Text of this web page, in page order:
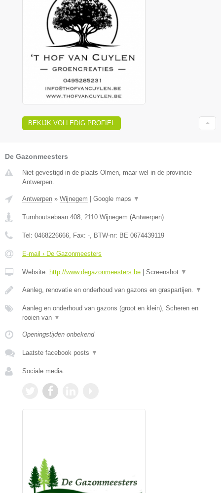
BEKIJK VOLLEDIG PROFIEL
De Gazonmeesters
Niet gevestigd in de plaats Olmen, maar wel in de provincie
Antwerpen.
Antwerpen » Wijnegem | Google maps ▼
Turnhoutsebaan 408 2110 Wijnegem (Antwerpen)
Tel: 0468226666 , Fax: - , BTW-nr: BE 0674439119
E-mail › De Gazonmeesters
Website: http://www.degazonmeesters.be | Screenshot ▼
Aanleg, renovatie en onderhoud van gazons en graspartijen. ▼
Aanleg en onderhoud van gazons (groot en klein), Scheren en
rooien van ▼
Openingstijden onbekend
Laatste facebook posts ▼
Sociale media: